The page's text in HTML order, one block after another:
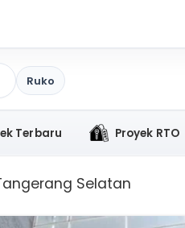
Ruko
Terbaru Proyek RTO
Selatan